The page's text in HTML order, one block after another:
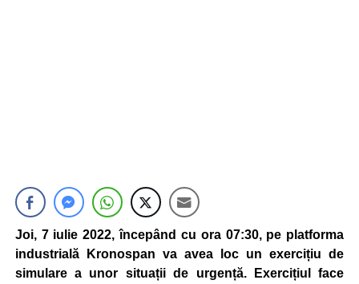
Joi, 7 iulie 2022, începând cu ora 07:30, pe platforma
industrială Kronospan va avea loc un exercițiu de
simulare a unor situații de urgență. Exercițiul face